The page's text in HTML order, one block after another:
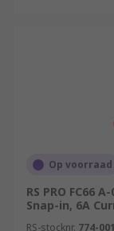
Op voorraad
RS PRO FC66
Snap-in, 6A
RS-stocknr. 774-